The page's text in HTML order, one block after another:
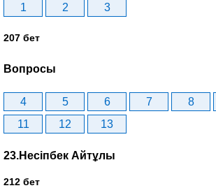
1 2 3
207 бет
Вопросы
4 5 6 7 8
11
12 13
23.Несіпбек Айтұлы
212 бет